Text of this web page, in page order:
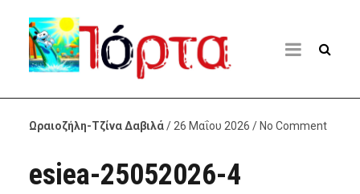
Ωραιοζήλη-Τζίνα Δαβιλά/ 26 Μαΐου 2026 / No Comment
esiea-25052026-4